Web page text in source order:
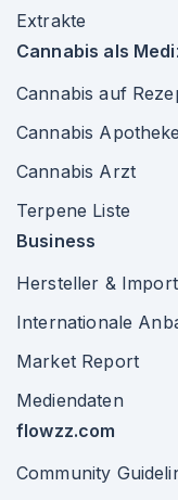
Extrakte
Cannabis als
Cannabis auf
Cannabis Apotheke
Cannabis Arzt
Terpene Liste
Business
Hersteller &
Internationale
Market Report
Mediendaten
flowzz.com
Community